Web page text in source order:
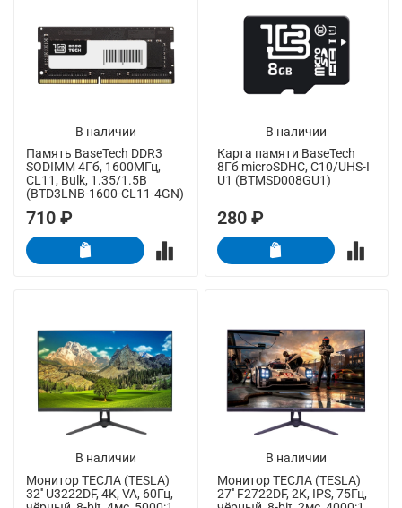
В наличии
Память BaseTech DDR3
SODIMM 4Гб, 1600МГц,
CL11, Bulk, 1.35/1.5В
(BTD3LNB-1600-CL11-4GN)
710 ₽
В наличии
Карта памяти BaseTech
8Гб microSDHC, C10/UHS-I
U1 (BTMSD008GU1)
280 ₽
В наличии
Монитор ТЕСЛА (TESLA)
32'' U3222DF, 4K, VA, 60Гц,
В наличии
Монитор ТЕСЛА (TESLA)
27'' F2722DF, 2K, IPS, 75Гц,